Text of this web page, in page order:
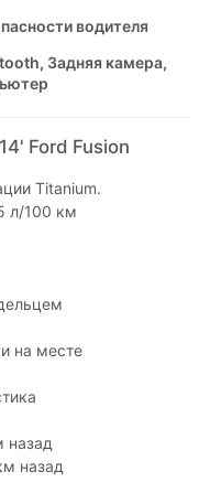
водителя
Задняя камера,
Ford Fusion
Titanium.
л/100 км
на месте
назад
назад